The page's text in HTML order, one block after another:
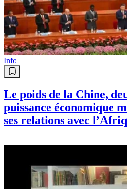
Info
Le poids de la Chine,
puissance économique
ses relations avec